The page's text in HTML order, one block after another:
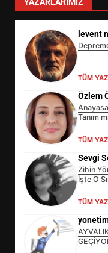
levent
TÜM
Özlem
Tanım
TÜM
Sevgi
Zihin
İşte O
TÜM